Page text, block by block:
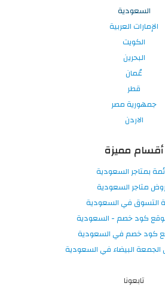
السعودية
الإمارات العربية
الكويت
البحرين
عُمان
قطر
جمهورية مصر
الاردن
أقسام مميزة
بمتاجر السعودية
متاجر السعودية
التسوق في السعودية
كود خصم - السعودية
كود خصم في السعودية
البيضاء في السعودية
تابعونا